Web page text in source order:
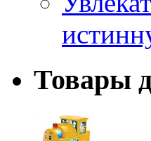
Товары